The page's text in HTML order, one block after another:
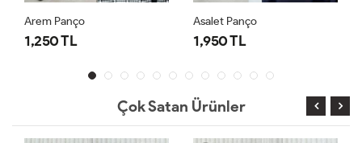
Arem Panço
1,250 TL
Asalet Panço
1,950 TL
Çok Satan Ürünler